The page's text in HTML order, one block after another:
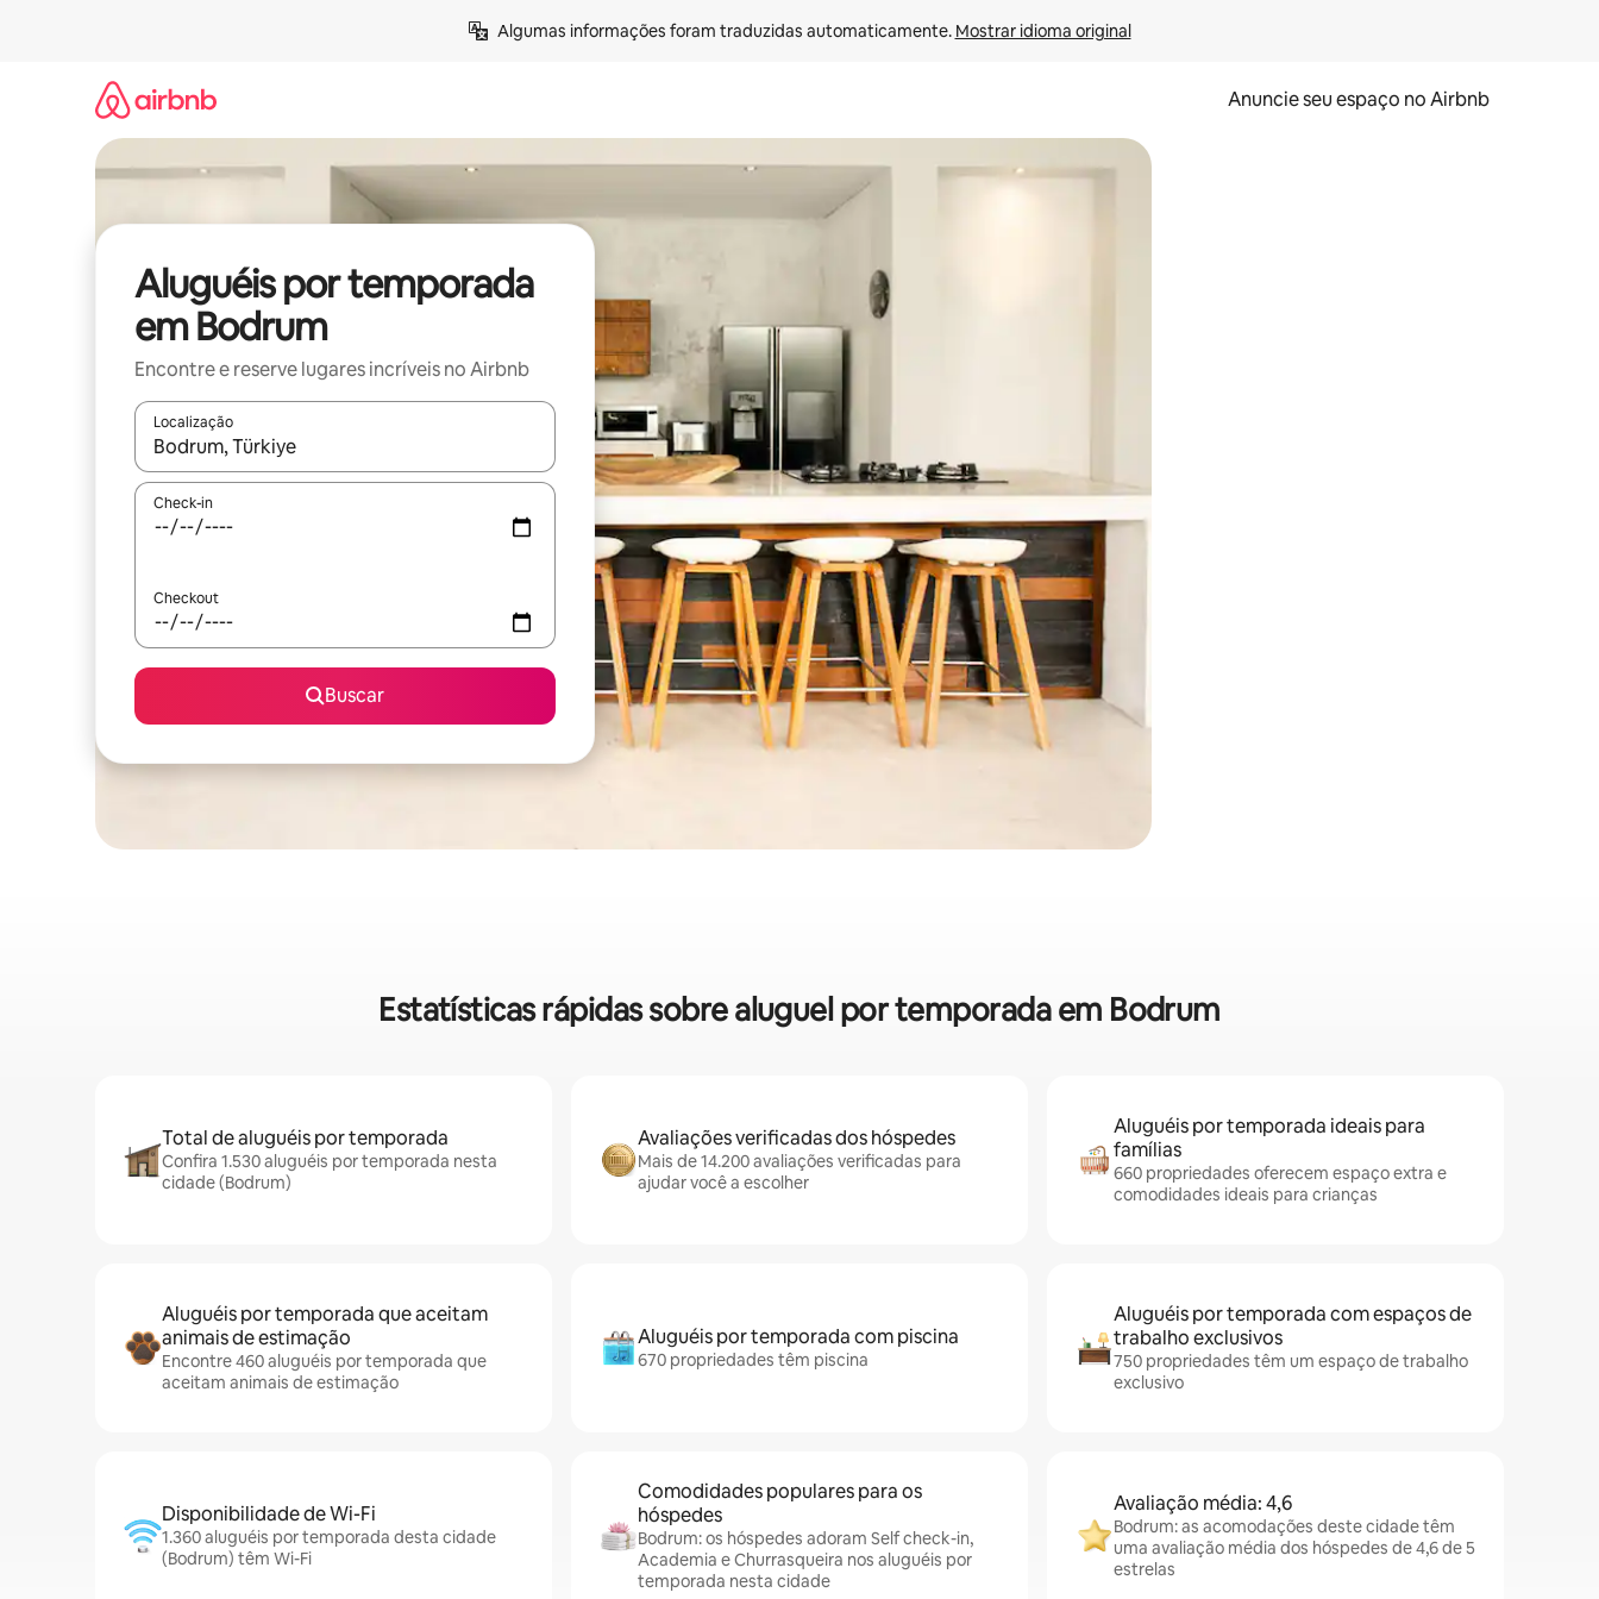
Algumas informações foram traduzidas automaticamente. Mostrar idioma original
Anuncie seu espaço no Airbnb
Aluguéis por temporada
em Bodrum
Encontre e reserve lugares incríveis no Airbnb
Localização
Quando os resultados estiverem disponíveis, explore-os usando as seta para cima e para baixo do teclado ou tocando e deslizando o dedo na tela.
Check-in
Checkout
Buscar
Estatísticas rápidas sobre aluguel por temporada em Bodrum
Total de aluguéis por temporada
Confira 1.530 aluguéis por temporada nesta
cidade (Bodrum)
Avaliações verificadas dos hóspedes
Mais de 14.200 avaliações verificadas para
ajudar você a escolher
Aluguéis por temporada ideais para
famílias
660 propriedades oferecem espaço extra e
comodidades ideais para crianças
Aluguéis por temporada que aceitam
animais de estimação
Encontre 460 aluguéis por temporada que
aceitam animais de estimação
Aluguéis por temporada com piscina
670 propriedades têm piscina
Aluguéis por temporada com espaços de
trabalho exclusivos
750 propriedades têm um espaço de trabalho
exclusivo
Disponibilidade de Wi-Fi
1.360 aluguéis por temporada desta cidade
(Bodrum) têm Wi-Fi
Comodidades populares para os
hóspedes
Bodrum: os hóspedes adoram Self check-in,
Academia e Churrasqueira nos aluguéis por
temporada nesta cidade
Avaliação média: 4,6
Bodrum: as acomodações deste cidade têm
uma avaliação média dos hóspedes de 4,6 de 5
estrelas